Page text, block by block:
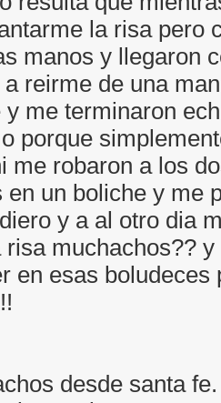
la risa pero
manos y llegaron
reirme de una
me terminaron
porque
me robaron a los
en un boliche y me
y a al otro dia
muchachos??
en esas boludeces
desde santa